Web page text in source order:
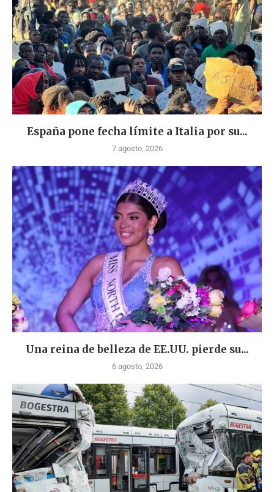
España pone fecha límite a Italia por su...
7 agosto, 2026
Una reina de belleza de EE.UU. pierde su...
6 agosto, 2026